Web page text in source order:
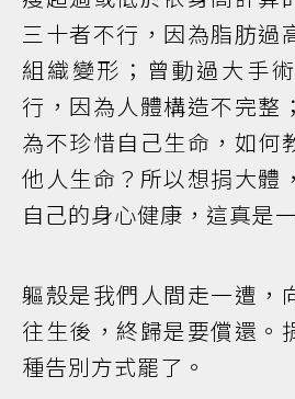
三十者不行，因為脂肪過
組織變形；曾動過大手
行，因為人體構造不完整
為不珍惜自己生命，如何
他人生命？所以想捐大體
自己的身心健康，這真是
軀殼是我們人間走一遭，
往生後，終歸是要償還。
種告別方式罷了。